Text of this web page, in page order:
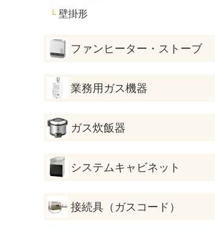
└ 壁掛形
ファンヒーター・ストーブ
業務用ガス機器
ガス炊飯器
システムキャビネット
接続具（ガスコード）